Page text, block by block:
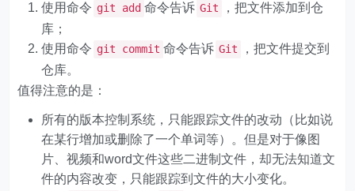
使用命令 git add 命令告诉 Git
，把文件添加到仓
库；
使用命令 git commit 命令告诉 Git
，把文件提交到
仓库。
值得注意的是：
所有的版本控制系统，只能跟踪文件的改动（比如说
在某行增加或删除了一个单词等）。但是对于像图
片、视频和word文件这些二进制文件，却无法知道文
件的内容改变，只能跟踪到文件的大小变化。